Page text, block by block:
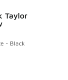
€ 70,00
Taylor
- Black